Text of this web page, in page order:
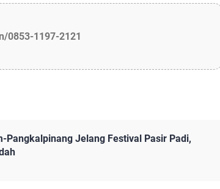
0853-1197-2121
Pangkalpinang Jelang Festival Pasir Padi,